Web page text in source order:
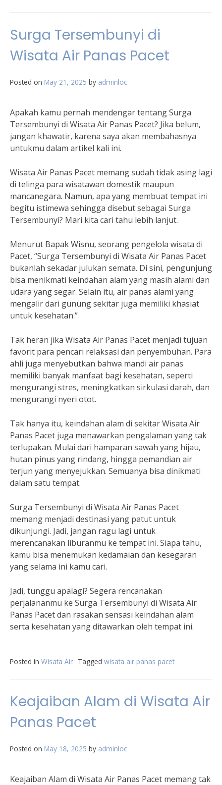
Surga Tersembunyi di
Wisata Air Panas Pacet
Posted on May 21, 2025 by adminloc
Apakah kamu pernah mendengar tentang Surga
Tersembunyi di Wisata Air Panas Pacet? Jika belum,
jangan khawatir, karena saya akan membahasnya
untukmu dalam artikel kali ini.
Wisata Air Panas Pacet memang sudah tidak asing lagi
di telinga para wisatawan domestik maupun
mancanegara. Namun, apa yang membuat tempat ini
begitu istimewa sehingga disebut sebagai Surga
Tersembunyi? Mari kita cari tahu lebih lanjut.
Menurut Bapak Wisnu, seorang pengelola wisata di
Pacet, “Surga Tersembunyi di Wisata Air Panas Pacet
bukanlah sekadar julukan semata. Di sini, pengunjung
bisa menikmati keindahan alam yang masih alami dan
udara yang segar. Selain itu, air panas alami yang
mengalir dari gunung sekitar juga memiliki khasiat
untuk kesehatan.”
Tak heran jika Wisata Air Panas Pacet menjadi tujuan
favorit para pencari relaksasi dan penyembuhan. Para
ahli juga menyebutkan bahwa mandi air panas
memiliki banyak manfaat bagi kesehatan, seperti
mengurangi stres, meningkatkan sirkulasi darah, dan
mengurangi nyeri otot.
Tak hanya itu, keindahan alam di sekitar Wisata Air
Panas Pacet juga menawarkan pengalaman yang tak
terlupakan. Mulai dari hamparan sawah yang hijau,
hutan pinus yang rindang, hingga pemandian air
terjun yang menyejukkan. Semuanya bisa dinikmati
dalam satu tempat.
Surga Tersembunyi di Wisata Air Panas Pacet
memang menjadi destinasi yang patut untuk
dikunjungi. Jadi, jangan ragu lagi untuk
merencanakan liburanmu ke tempat ini. Siapa tahu,
kamu bisa menemukan kedamaian dan kesegaran
yang selama ini kamu cari.
Jadi, tunggu apalagi? Segera rencanakan
perjalananmu ke Surga Tersembunyi di Wisata Air
Panas Pacet dan rasakan sensasi keindahan alam
serta kesehatan yang ditawarkan oleh tempat ini.
Posted in Wisata Air Tagged wisata air panas pacet
Keajaiban Alam di Wisata Air
Panas Pacet
Posted on May 18, 2025 by adminloc
Keajaiban Alam di Wisata Air Panas Pacet memang tak